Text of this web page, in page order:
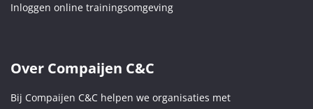
Inloggen online trainingsomgeving
Over Compaijen C&C
Bij Compaijen C&C helpen we organisaties met